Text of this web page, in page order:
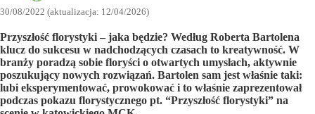
30/08/2022 (aktualizacja: 12/04/2026)
Przyszłość florystyki – jaka będzie? Według Roberta Bartolena
klucz do sukcesu w nadchodzących czasach to kreatywność. W
branży poradzą sobie floryści o otwartych umysłach, aktywnie
poszukujący nowych rozwiązań. Bartolen sam jest właśnie taki:
lubi eksperymentować, prowokować i to właśnie zaprezentował
podczas pokazu florystycznego pt. “Przyszłość florystyki” na